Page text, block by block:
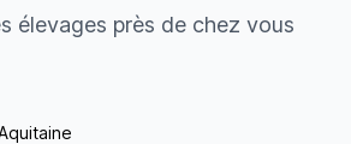
élevages près de chez vous